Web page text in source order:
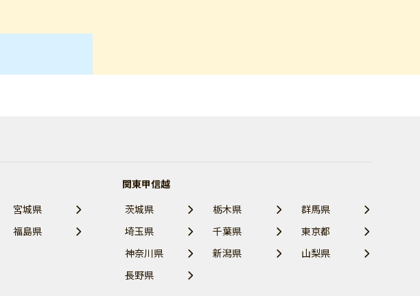
宮城県
福島県
関東甲信越
茨城県
栃木県
群馬県
埼玉県
千葉県
東京都
神奈川県
新潟県
山梨県
長野県